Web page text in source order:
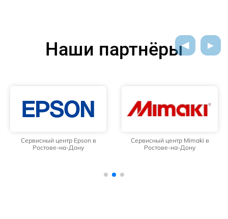
Наши партнёры
Сервисный центр Epson в
Ростове-на-Дону
Сервисный центр Mimaki в
Ростове-на-Дону